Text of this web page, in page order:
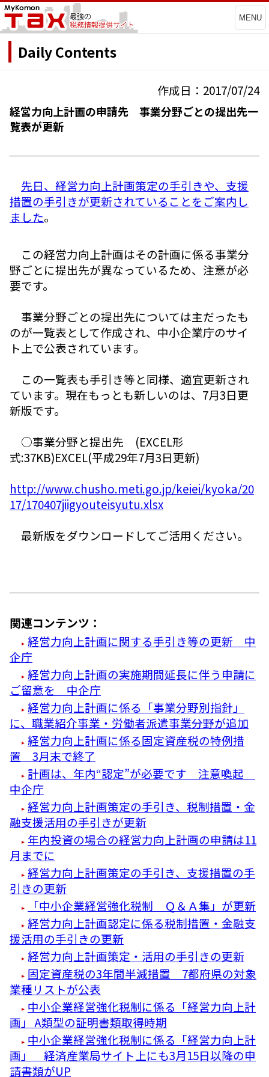
MENU
Daily Contents
作成日：2017/07/24
経営力向上計画の申請先 事業分野ごとの提出先一
覧表が更新
先日、経営力向上計画策定の手引きや、支援
措置の手引きが更新されていることをご案内し
ました。
この経営力向上計画はその計画に係る事業分
野ごとに提出先が異なっているため、注意が必
要です。
事業分野ごとの提出先については主だったも
のが一覧表として作成され、中小企業庁のサイ
ト上で公表されています。
この一覧表も手引き等と同様、適宜更新され
ています。現在もっとも新しいのは、7月3日更
新版です。
○事業分野と提出先 (EXCEL形
式:37KB)EXCEL(平成29年7月3日更新)
http://www.chusho.meti.go.jp/keiei/kyoka/20
17/170407jiigyouteisyutu.xlsx
最新版をダウンロードしてご活用ください。
関連コンテンツ：
経営力向上計画に関する手引き等の更新 中
企庁
経営力向上計画の実施期間延長に伴う申請に
ご留意を 中企庁
経営力向上計画に係る「事業分野別指針」
に、職業紹介事業・労働者派遣事業分野が追加
経営力向上計画に係る固定資産税の特例措
置 3月末で終了
計画は、年内“認定”が必要です 注意喚起
中企庁
経営力向上計画策定の手引き、税制措置・金
融支援活用の手引きが更新
年内投資の場合の経営力向上計画の申請は11
月までに
経営力向上計画策定の手引き、支援措置の手
引きの更新
「中小企業経営強化税制 Ｑ＆Ａ集」が更新
経営力向上計画認定に係る税制措置・金融支
援活用の手引きの更新
経営力向上計画策定・活用の手引きの更新
固定資産税の3年間半減措置 7都府県の対象
業種リストが公表
中小企業経営強化税制に係る「経営力向上計
画」 A類型の証明書類取得時期
中小企業経営強化税制に係る「経営力向上計
画」 経済産業局サイト上にも3月15日以降の申
請書類がUP